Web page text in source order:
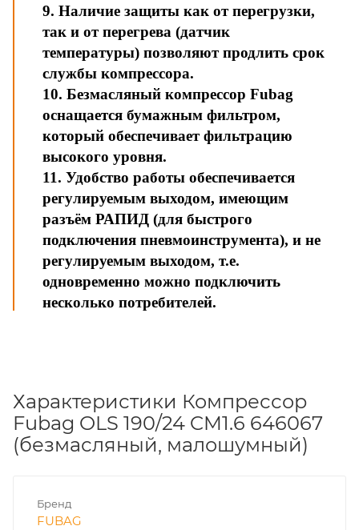
9. Наличие защиты как от перегрузки,
так и от перегрева (датчик
температуры) позволяют продлить срок
службы компрессора.
10. Безмасляный компрессор Fubag
оснащается бумажным фильтром,
который обеспечивает фильтрацию
высокого уровня.
11. Удобство работы обеспечивается
регулируемым выходом, имеющим
разъём РАПИД (для быстрого
подключения пневмоинструмента), и не
регулируемым выходом, т.е.
одновременно можно подключить
несколько потребителей.
Характеристики Компрессор
Fubag OLS 190/24 CM1.6 646067
(безмасляный, малошумный)
Бренд
FUBAG